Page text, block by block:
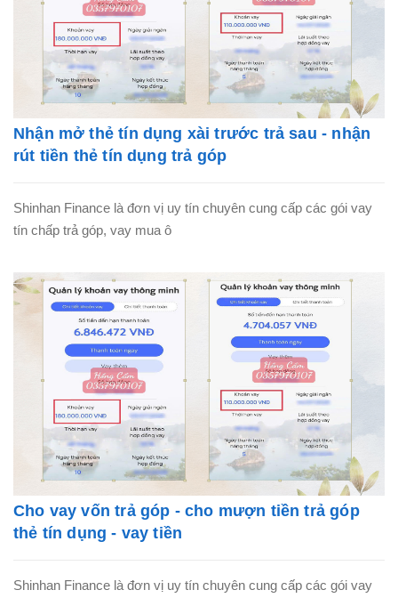
Nhận mở thẻ tín dụng xài trước trả sau - nhận
rút tiền thẻ tín dụng trả góp
Shinhan Finance là đơn vị uy tín chuyên cung cấp các gói vay
tín chấp trả góp, vay mua ô
Cho vay vốn trả góp - cho mượn tiền trả góp
thẻ tín dụng - vay tiền
Shinhan Finance là đơn vị uy tín chuyên cung cấp các gói vay